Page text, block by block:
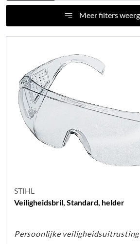
Meer filters
STIHL
Veiligheidsbril, Standard, helder
Persoonlijke veiligheidsuitrusting